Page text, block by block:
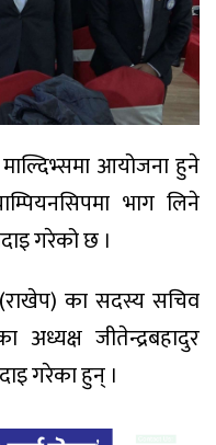
आयोजना हुने
भाग लिने
गरेको छ ।
(राखेप) का सदस्य सचिव
जीतेन्द्रबहादुर
गरेका हुन् ।